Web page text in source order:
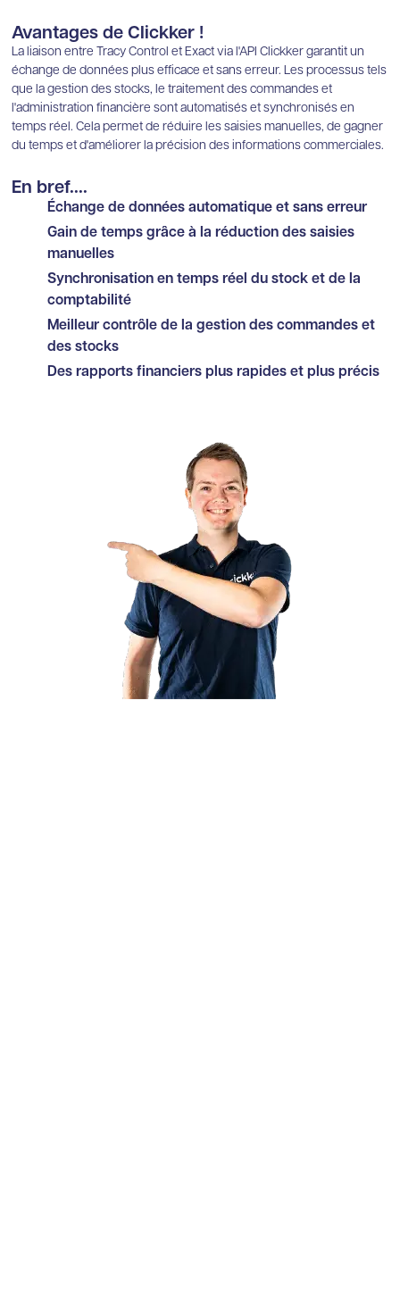
Avantages de Clickker !
La liaison entre Tracy Control et Exact via l'API Clickker garantit un
échange de données plus efficace et sans erreur. Les processus tels
que la gestion des stocks, le traitement des commandes et
l'administration financière sont automatisés et synchronisés en
temps réel. Cela permet de réduire les saisies manuelles, de gagner
du temps et d'améliorer la précision des informations commerciales.
En bref....
Échange de données automatique et sans erreur
Gain de temps grâce à la réduction des saisies
manuelles
Synchronisation en temps réel du stock et de la
comptabilité
Meilleur contrôle de la gestion des commandes et
des stocks
Des rapports financiers plus rapides et plus précis